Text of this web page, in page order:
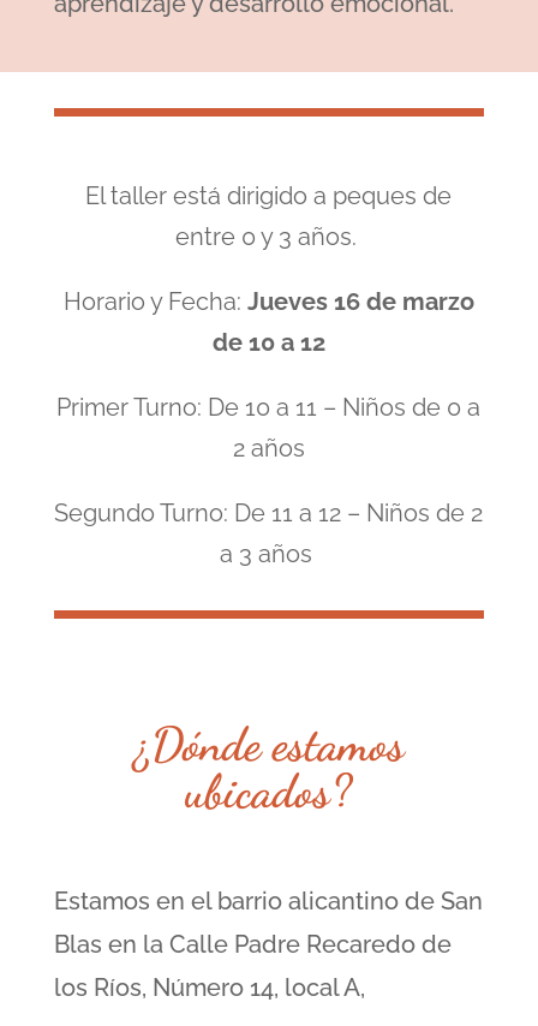
El taller está dirigido a peques de
entre 0 y 3 años.
Horario y Fecha: Jueves 16 de marzo
de 10 a 12
Primer Turno: De 10 a 11 – Niños de 0 a
2 años
Segundo Turno: De 11 a 12 – Niños de 2
a 3 años
¿Dónde estamos
ubicados?
Estamos en el barrio alicantino de San
Blas en la Calle Padre Recaredo de
los Ríos, Número 14, local A,